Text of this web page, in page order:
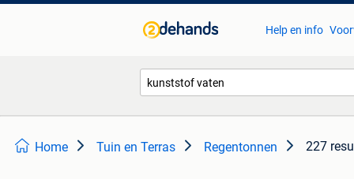
Help en info
Home Tuin en Terras Regentonnen 227